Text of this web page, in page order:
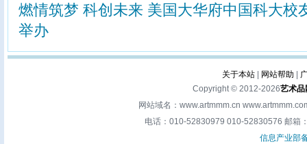
燃情筑梦 科创未来 美国大华府中国科大校
举办
关于本站| 网站帮助 |
Copyright © 2012-2026艺术品
网站域名：www.artmmm.cn
电话：010-52830979 010-52830576 邮箱
信息产业部